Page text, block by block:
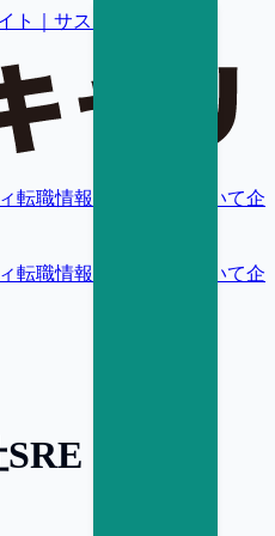
ト｜サスキャリ
転職情報 転職支援について企
転職情報 転職支援について企
SRE